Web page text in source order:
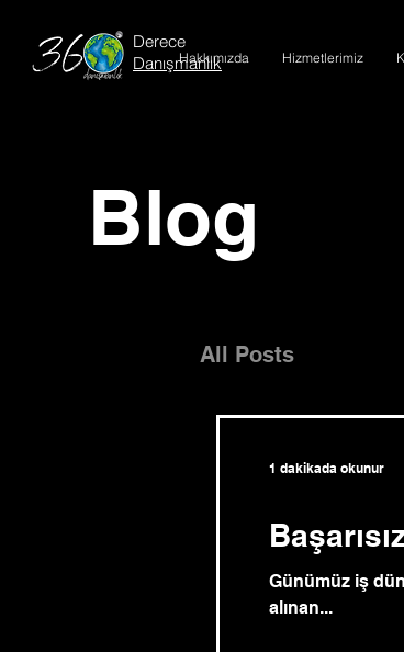
Derece
Danışmanlık
Hakkımızda Hizmetlerimiz
Blog
All Posts
Günümüz iş
alınan...
1 dakikada okunur